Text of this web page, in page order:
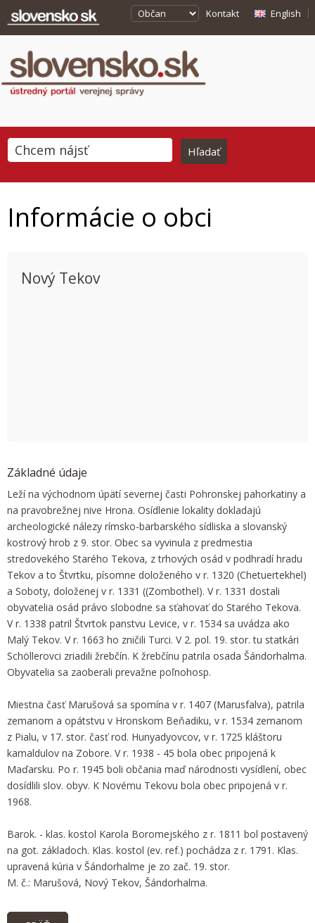
Kontakt English
Informácie o obci
Nový Tekov
Základné údaje
Leží na východnom úpätí severnej časti Pohronskej pahorkatiny a
na pravobrežnej nive Hrona. Osídlenie lokality dokladajú
archeologické nálezy rímsko-barbarského sídliska a slovanský
kostrový hrob z 9. stor. Obec sa vyvinula z predmestia
stredovekého Starého Tekova, z trhových osád v podhradí hradu
Tekov a to Štvrtku, písomne doloženého v r. 1320 (Chetuertekhel)
a Soboty, doloženej v r. 1331 ((Zombothel). V r. 1331 dostali
obyvatelia osád právo slobodne sa sťahovať do Starého Tekova.
V r. 1338 patril Štvrtok panstvu Levice, v r. 1534 sa uvádza ako
Malý Tekov. V r. 1663 ho zničili Turci. V 2. pol. 19. stor. tu statkári
Schöllerovci zriadili žrebčín. K žrebčínu patrila osada Šándorhalma.
Obyvatelia sa zaoberali prevažne poľnohosp.
Miestna časť Marušová sa spomína v r. 1407 (Marusfalva), patrila
zemanom a opátstvu v Hronskom Beňadiku, v r. 1534 zemanom
z Pialu, v 17. stor. časť rod. Hunyadyovcov, v r. 1725 kláštoru
kamaldulov na Zobore. V r. 1938 - 45 bola obec pripojená k
Maďarsku. Po r. 1945 boli občania maď národnosti vysídlení, obec
dosídlili slov. obyv. K Novému Tekovu bola obec pripojená v r.
1968.
Barok. - klas. kostol Karola Boromejského z r. 1811 bol postavený
na got. základoch. Klas. kostol (ev. ref.) pochádza z r. 1791. Klas.
upravená kúria v Šándorhalme je zo zač. 19. stor.
M. č.: Marušová, Nový Tekov, Šándorhalma.